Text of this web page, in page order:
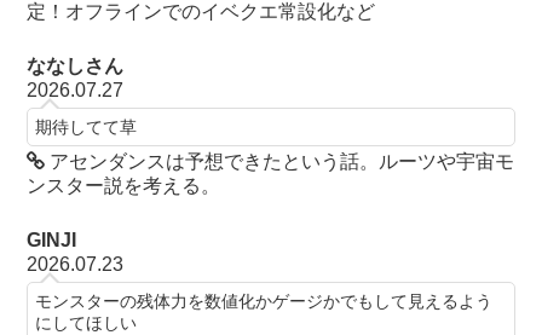
定！オフラインでのイベクエ常設化など
ななしさん
2026.07.27
期待してて草
アセンダンスは予想できたという話。ルーツや宇宙モ
ンスター説を考える。
GINJI
2026.07.23
モンスターの残体力を数値化かゲージかでもして見えるよう
にしてほしい